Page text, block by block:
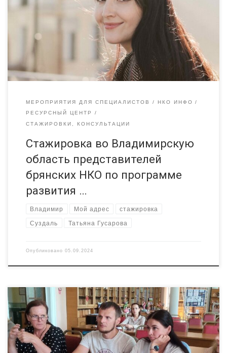
активно работающими в социальной и социокультурной
сферах, здравоохранении, сохранении исторической памяти
на малых территориях Брянской и Владимирской областей;
обмен опытом между представителями Брянской и
Владимирской областей, работающими на малых
МЕРОПРИЯТИЯ ДЛЯ СПЕЦИАЛИСТОВ
НКО ИНФО
РЕСУРСНЫЙ ЦЕНТР
СТАЖИРОВКИ, КОНСУЛЬТАЦИИ
Стажировка во Владимирскую
область представителей
брянских НКО по программе
развития …
Владимир Мой адрес стажировка
Суздаль Татьяна Гусарова
Опубликовано 05.09.2024
МОО «Общество развития продуктивных инициатив» —
партнер Центра «Грани» — запускает проект «Молодые
специалисты для некоммерческого сектора» и объявляет
набор участников. Проект направлен на развитие